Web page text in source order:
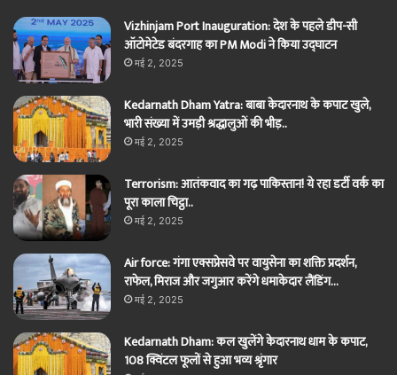
Vizhinjam Port Inauguration: देश के पहले डीप-सी
ऑटोमेटेड बंदरगाह का PM Modi ने किया उद्घाटन
मई 2, 2025
Kedarnath Dham Yatra: बाबा केदारनाथ के कपाट खुले,
भारी संख्या में उमड़ी श्रद्धालुओं की भीड़..
मई 2, 2025
Terrorism: आतंकवाद का गढ़ पाकिस्तान! ये रहा डर्टी वर्क का
पूरा काला चिट्ठा..
मई 2, 2025
Air force: गंगा एक्सप्रेसवे पर वायुसेना का शक्ति प्रदर्शन,
राफेल, मिराज और जगुआर करेंगे धमाकेदार लैंडिंग…
मई 2, 2025
Kedarnath Dham: कल खुलेंगे केदारनाथ धाम के कपाट,
108 क्विंटल फूलों से हुआ भव्य श्रृंगार